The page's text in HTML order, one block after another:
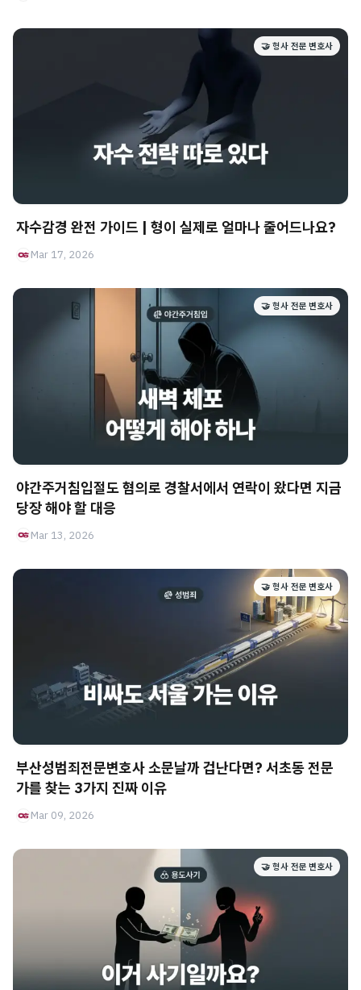
🤝 형사 전문 변호사
자수감경 완전 가이드 | 형이 실제로 얼마나 줄어드나요?
Mar 17, 2026
🤝 형사 전문 변호사
야간주거침입절도 혐의로 경찰서에서 연락이 왔다면 지금
당장 해야 할 대응
Mar 13, 2026
🤝 형사 전문 변호사
부산성범죄전문변호사 소문날까 겁난다면? 서초동 전문
가를 찾는 3가지 진짜 이유
Mar 09, 2026
🤝 형사 전문 변호사